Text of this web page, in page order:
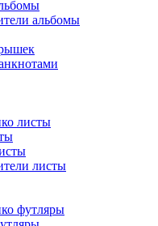
альбомы
листы
листы
футляры